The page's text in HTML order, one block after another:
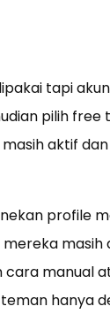
tapi
pilih free
aktif
profile
masih
manual
hanya